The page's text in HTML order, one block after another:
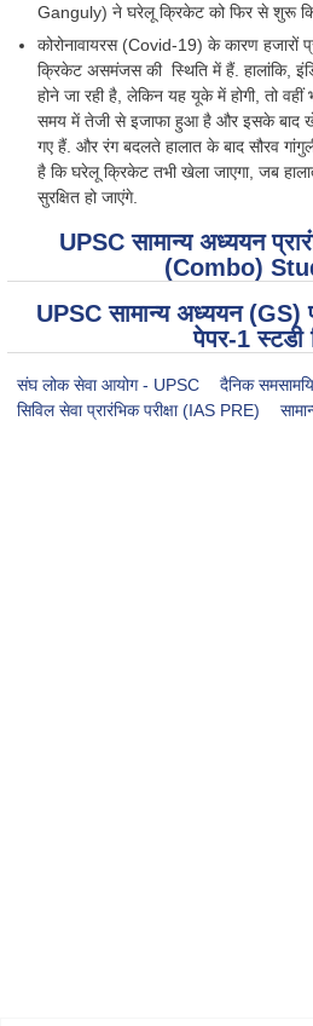
Ganguly) ने घरेलू क्रिकेट को फिर से शुरू
कोरोनावायरस (Covid-19) के कारण
क्रिकेट असमंजस की स्थिति में हैं. हालांकि,
होने जा रही है, लेकिन यह यूके में होगी, तो
समय में तेजी से इजाफा हुआ है और इसके बाद
गए हैं. और रंग बदलते हालात के बाद सौरव
है कि घरेलू क्रिकेट तभी खेला जाएगा, जब
सुरक्षित हो जाएंगे.
UPSC सामान्य अध्ययन
(Combo)
UPSC सामान्य अध्ययन (GS)
पेपर-1 स्टडी
संघ लोक सेवा आयोग - UPSC
दैनिक
सिविल सेवा प्रारंभिक परीक्षा (IAS PRE)